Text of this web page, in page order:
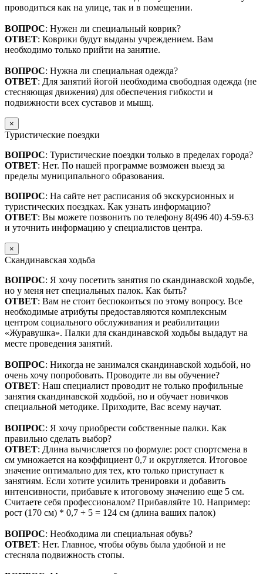
проводиться как на улице, так и в помещении.
ВОПРОС: Нужен ли специальный коврик?
ОТВЕТ: Коврики будут выданы учреждением. Вам
необходимо только прийти на занятие.
ВОПРОС: Нужна ли специальная одежда?
ОТВЕТ: Для занятий йогой необходима свободная одежда (не
стесняющая движения) для обеспечения гибкости и
подвижности всех суставов и мышц.
×
Туристические поездки
ВОПРОС: Туристические поездки только в пределах города?
ОТВЕТ: Нет. По нашей программе возможен выезд за
пределы муниципального образования.
ВОПРОС: На сайте нет расписания об экскурсионных и
туристических поездках. Как узнать информацию?
ОТВЕТ: Вы можете позвонить по телефону 8(496 40) 4-59-63
и уточнить информацию у специалистов центра.
×
Скандинавская ходьба
ВОПРОС: Я хочу посетить занятия по скандинавской ходьбе,
но у меня нет специальных палок. Как быть?
ОТВЕТ: Вам не стоит беспокоиться по этому вопросу. Все
необходимые атрибуты предоставляются комплексным
центром социального обслуживания и реабилитации
«Журавушка». Палки для скандинавской ходьбы выдадут на
месте проведения занятий.
ВОПРОС: Никогда не занимался скандинавской ходьбой, но
очень хочу попробовать. Проводите ли вы обучение?
ОТВЕТ: Наш специалист проводит не только профильные
занятия скандинавской ходьбой, но и обучает новичков
специальной методике. Приходите, Вас всему научат.
ВОПРОС: Я хочу приобрести собственные палки. Как
правильно сделать выбор?
ОТВЕТ: Длина вычисляется по формуле: рост спортсмена в
см умножается на коэффициент 0,7 и округляется. Итоговое
значение оптимально для тех, кто только приступает к
занятиям. Если хотите усилить тренировки и добавить
интенсивности, прибавьте к итоговому значению еще 5 см.
Считаете себя профессионалом? Прибавляйте 10. Например:
рост (170 см) * 0,7 + 5 = 124 см (длина ваших палок)
ВОПРОС: Необходима ли специальная обувь?
ОТВЕТ: Нет. Главное, чтобы обувь была удобной и не
стесняла подвижность стопы.